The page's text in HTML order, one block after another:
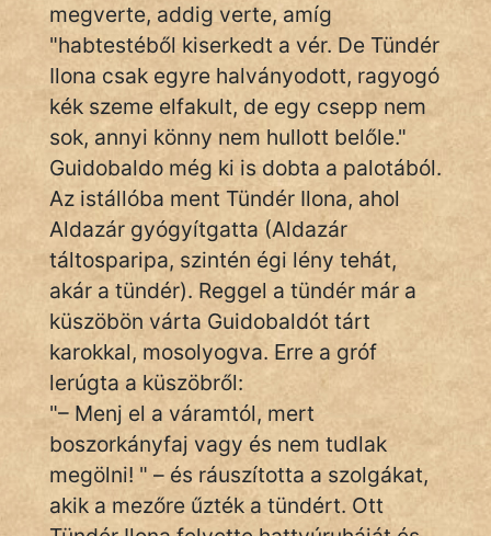
megverte, addig verte, amíg
"habtestéből kiserkedt a vér. De Tündér
Ilona csak egyre halványodott, ragyogó
kék szeme elfakult, de egy csepp nem
sok, annyi könny nem hullott belőle."
Guidobaldo még ki is dobta a palotából.
Az istállóba ment Tündér Ilona, ahol
Aldazár gyógyítgatta (Aldazár
táltosparipa, szintén égi lény tehát,
akár a tündér). Reggel a tündér már a
küszöbön várta Guidobaldót tárt
karokkal, mosolyogva. Erre a gróf
lerúgta a küszöbről:
"– Menj el a váramtól, mert
boszorkányfaj vagy és nem tudlak
megölni! " – és ráuszította a szolgákat,
akik a mezőre űzték a tündért. Ott